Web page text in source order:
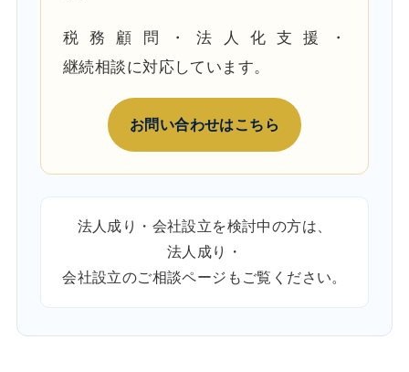
税務顧問・法人化支援・
継続相談に対応しています。
お問い合わせはこちら
法人成り・会社設立を検討中の方は、
法人成り・
会社設立のご相談ページ もご覧ください。